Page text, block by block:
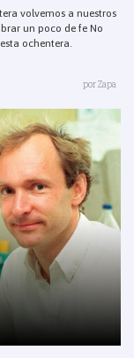
volvemos a nuestros
un poco de fe No
ochentera.
porZapa